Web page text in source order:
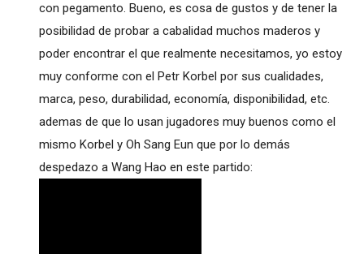
con pegamento. Bueno, es cosa de gustos y de tener la
posibilidad de probar a cabalidad muchos maderos y
poder encontrar el que realmente necesitamos, yo estoy
muy conforme con el Petr Korbel por sus cualidades,
marca, peso, durabilidad, economía, disponibilidad, etc.
ademas de que lo usan jugadores muy buenos como el
mismo Korbel y Oh Sang Eun que por lo demás
despedazo a Wang Hao en este partido: